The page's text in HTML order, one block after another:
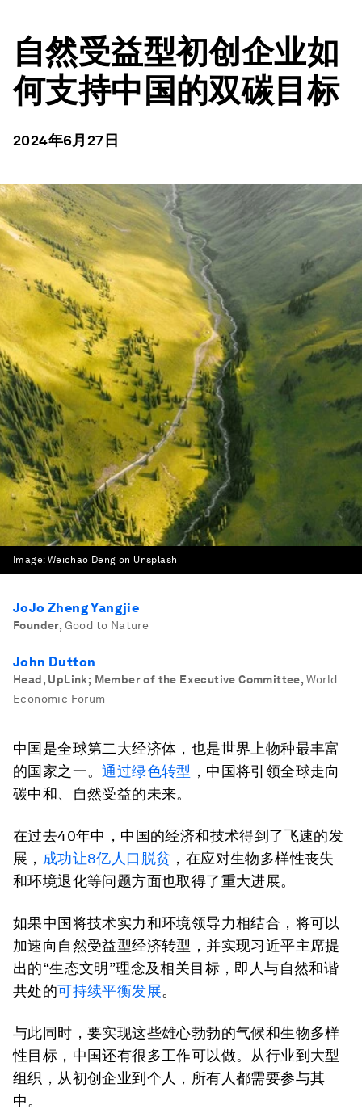
自然受益型初创企业如
何支持中国的双碳目标
2024年6月27日
Image: Weichao Deng on Unsplash
JoJo Zheng Yangjie
Founder, Good to Nature
John Dutton
Head, UpLink; Member of the Executive Committee, World
Economic Forum
中国是全球第二大经济体，也是世界上物种最丰富
的国家之一。通过绿色转型 ，中国将引领全球走向
碳中和、自然受益的未来。
在过去40年中，中国的经济和技术得到了飞速的发
展， 成功让8亿人口脱贫 ，在应对生物多样性丧失
和环境退化等问题方面也取得了重大进展。
如果中国将技术实力和环境领导力相结合，将可以
加速向自然受益型经济转型，并实现习近平主席提
出的“生态文明”理念及相关目标，即人与自然和谐
共处的可持续平衡发展。
与此同时，要实现这些雄心勃勃的气候和生物多样
性目标，中国还有很多工作可以做。从行业到大型
组织，从初创企业到个人，所有人都需要参与其
中。